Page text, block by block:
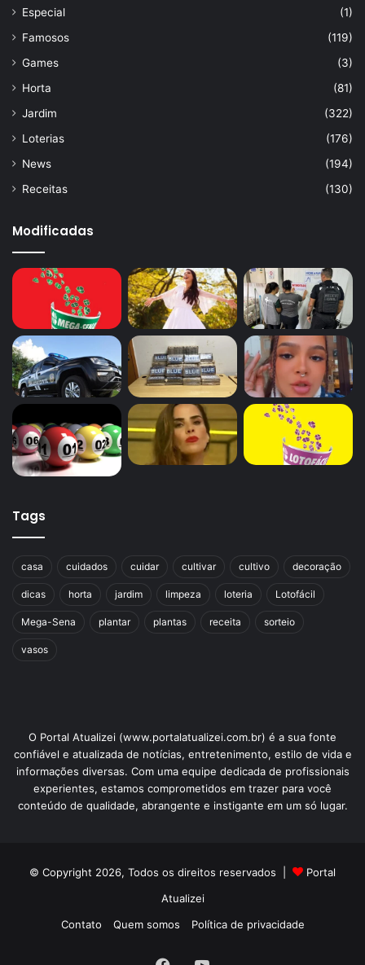
Especial
(1)
Famosos
(119)
Games
(3)
Horta
(81)
Jardim
(322)
Loterias
(176)
News
(194)
Receitas
(130)
Modificadas
Tags
casa cuidados cuidar cultivar cultivo decoração
dicas horta jardim limpeza loteria Lotofácil
Mega-Sena plantar plantas receita sorteio
vasos
O Portal Atualizei (www.portalatualizei.com.br) é a sua fonte
confiável e atualizada de notícias, entretenimento, estilo de vida e
informações diversas. Com uma equipe dedicada de profissionais
experientes, estamos comprometidos em trazer para você
conteúdo de qualidade, abrangente e instigante em um só lugar.
© Copyright 2026, Todos os direitos reservados |
Portal
Atualizei
Contato
Quem somos Política de privacidade